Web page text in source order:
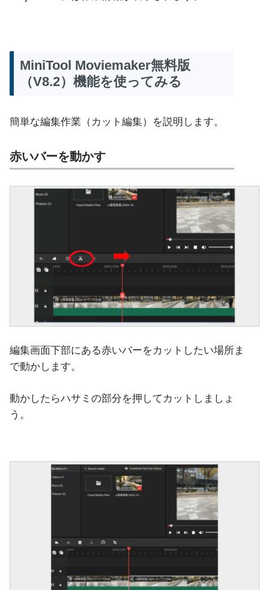
MiniTool Moviemaker無料版
（V8.2）機能を使ってみる
簡単な編集作業（カット編集）を説明します。
赤いバーを動かす
編集画面下部にある赤いバーをカットしたい場所ま
で動かします。
動かしたらハサミの部分を押してカットしましょ
う。